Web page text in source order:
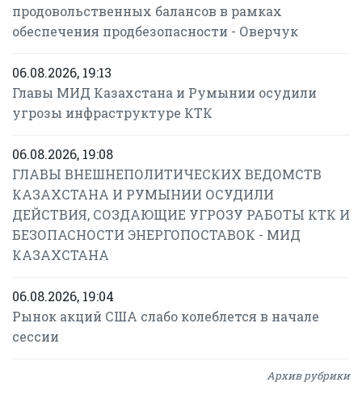
продовольственных балансов в рамках
обеспечения продбезопасности - Оверчук
06.08.2026, 19:13
Главы МИД Казахстана и Румынии осудили
угрозы инфраструктуре КТК
06.08.2026, 19:08
ГЛАВЫ ВНЕШНЕПОЛИТИЧЕСКИХ ВЕДОМСТВ
КАЗАХСТАНА И РУМЫНИИ ОСУДИЛИ
ДЕЙСТВИЯ, СОЗДАЮЩИЕ УГРОЗУ РАБОТЫ КТК И
БЕЗОПАСНОСТИ ЭНЕРГОПОСТАВОК - МИД
КАЗАХСТАНА
06.08.2026, 19:04
Рынок акций США слабо колеблется в начале
сессии
Архив рубрики